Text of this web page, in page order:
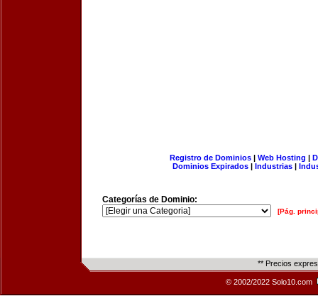
Registro de Dominios| Web Hosting |
Dominios Expirados | Industrias |
Categorías de Dominio:
[Pág.
** Precios
© 2002/2022 Solo10.com